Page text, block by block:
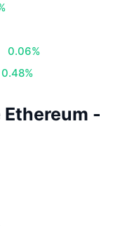
0.06%
0.48%
-